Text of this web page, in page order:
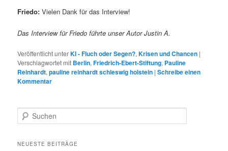
Friedo:Vielen Dank für das Interview!
Das Interview für Friedo führte unser Autor Justin A.
Veröffentlicht unterKI - Fluch oder Segen?,Krisen und Chancen |
Verschlagwortet mit Berlin,Friedrich-Ebert-Stiftung, Pauline
Reinhardt,pauline reinhardt schleswig holstein |Schreibe einen
Kommentar
u
h
NEUESTE BEITRÄGE